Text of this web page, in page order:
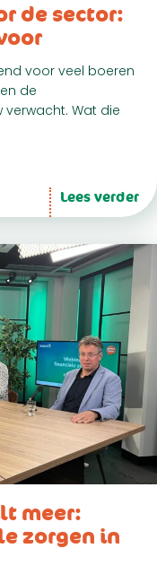
de sector:
voor veel boeren
de
Wat die
Lees verder
meer:
zorgen in